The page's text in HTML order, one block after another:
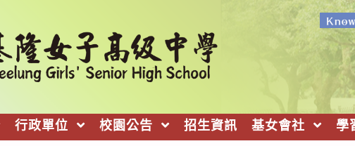
行政單位 校園公告 招生資訊 基女會社 學